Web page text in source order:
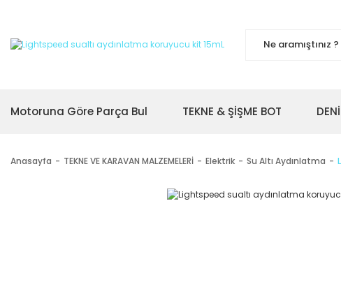
Motoruna Göre Parça Bul TEKNE & ŞİŞME BOT
Anasayfa TEKNE VE KARAVAN MALZEMELERİ Elektrik Su Altı Aydınlatma